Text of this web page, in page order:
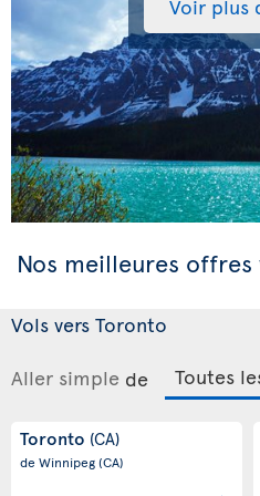
Voir plus
Nos meilleures offres
Vols vers Toronto
Aller simple de
Toronto (CA)
de Winnipeg(CA)